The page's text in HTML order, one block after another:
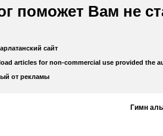
поможет Вам не
сайт
articles for non-commercial use provided the
от рекламы
Гимн